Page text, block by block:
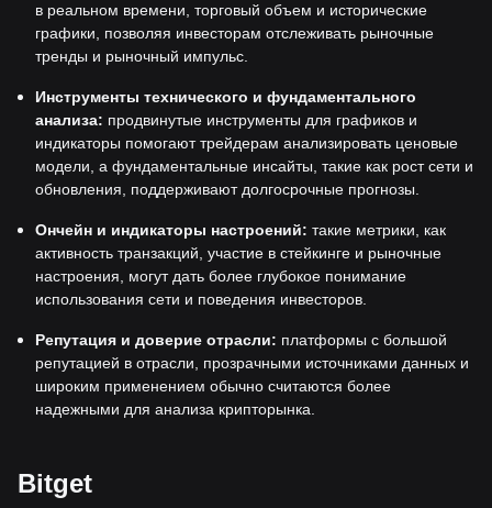
в реальном времени, торговый объем и исторические
графики, позволяя инвесторам отслеживать рыночные
тренды и рыночный импульс.
Инструменты технического и фундаментального
анализа: продвинутые инструменты для графиков и
индикаторы помогают трейдерам анализировать ценовые
модели, а фундаментальные инсайты, такие как рост сети и
обновления, поддерживают долгосрочные прогнозы.
Ончейн и индикаторы настроений: такие метрики, как
активность транзакций, участие в стейкинге и рыночные
настроения, могут дать более глубокое понимание
использования сети и поведения инвесторов.
Репутация и доверие отрасли: платформы с большой
репутацией в отрасли, прозрачными источниками данных и
широким применением обычно считаются более
надежными для анализа крипторынка.
Bitget